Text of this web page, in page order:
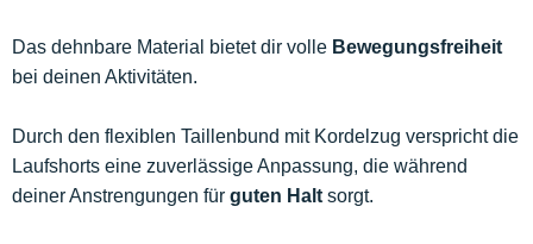
Das dehnbare Material bietet dir volle Bewegungsfreiheit
bei deinen Aktivitäten.
Durch den flexiblen Taillenbund mit Kordelzug verspricht die
Laufshorts eine zuverlässige Anpassung, die während
deiner Anstrengungen für guten Halt sorgt.